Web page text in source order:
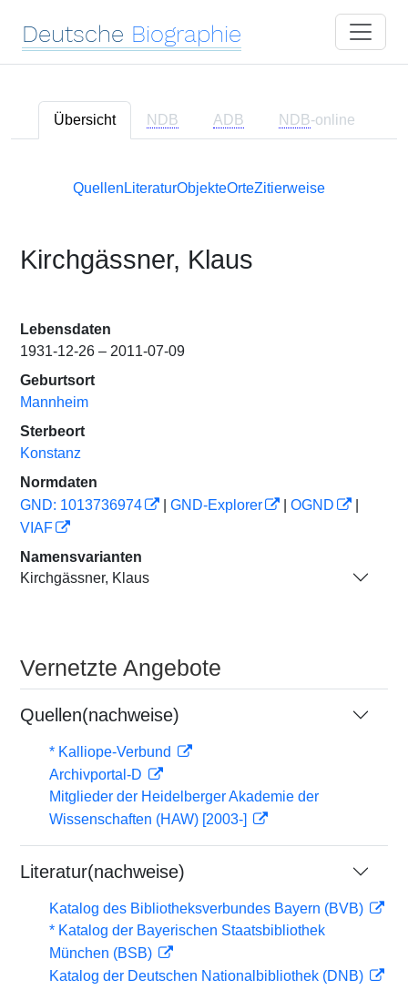
Deutsche Biographie
Übersicht NDB ADB NDB-online
Quellen LiteraturObjekteOrteZitierweise
Kirchgässner, Klaus
Lebensdaten
1931-12-26 – 2011-07-09
Geburtsort
Mannheim
Sterbeort
Konstanz
Normdaten
GND: 1013736974
GND-Explorer OGND
VIAF
Namensvarianten
Kirchgässner, Klaus
Vernetzte Angebote
Quellen(nachweise)
* Kalliope-Verbund
Archivportal-D
Mitglieder der Heidelberger Akademie der
Wissenschaften (HAW) [2003-]
Literatur(nachweise)
Katalog des Bibliotheksverbundes Bayern (BVB)
* Katalog der Bayerischen Staatsbibliothek
München (BSB)
Katalog der Deutschen Nationalbibliothek (DNB)